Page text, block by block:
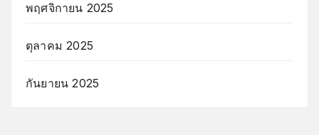
พฤศจิกายน 2025
ตุลาคม 2025
กันยายน 2025